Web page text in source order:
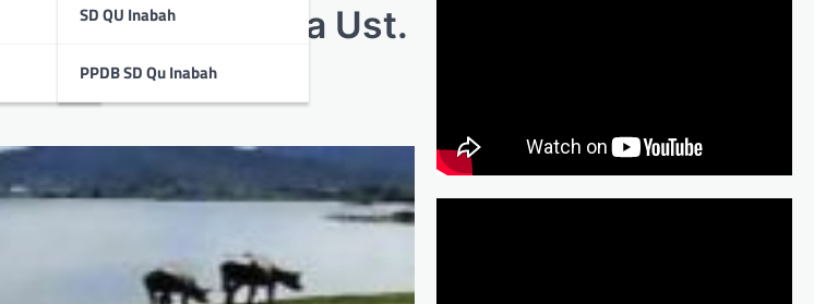
SD QU Inabah
PPDB SD Qu Inabah
Bersama Ust.